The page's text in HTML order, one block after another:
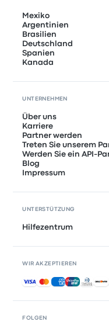
FOLGEN
Mexiko
Argentinien
Brasilien
Deutschland
Spanien
Kanada
UNTERNEHMEN
Über uns
Karriere
Partner werden
Treten Sie unserem
Werden Sie ein API-
Blog
Impressum
UNTERSTÜTZUNG
Hilfezentrum
WIR AKZEPTIEREN
Akzeptierte